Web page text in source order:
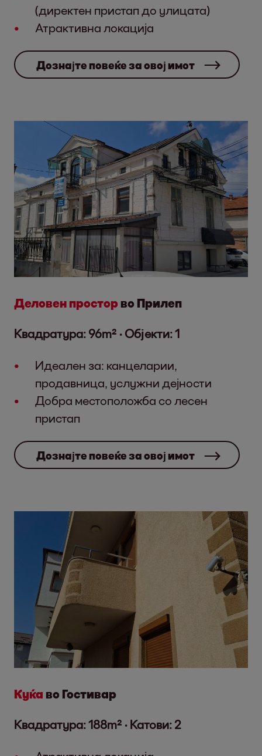
(директен пристап до улицата)
Атрактивна локација
Дознајте повеќе за овој имот
Деловен простор во Прилеп
Квадратура: 96m² · Објекти: 1
Идеален за: канцеларии,
продавница, услужни дејности
Добра местоположба со лесен
пристап
Дознајте повеќе за овој имот
Куќа во Гостивар
Квадратура: 188m² · Катови: 2